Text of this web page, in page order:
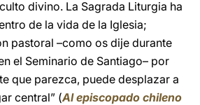
divino. La Sagrada Liturgia ha
de la vida de la Iglesia;
pastoral –como os dije durante
el Seminario de Santiago– por
que parezca, puede desplazar a
central” (Al episcopado chileno